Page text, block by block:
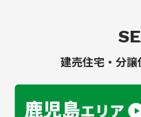
建売住宅・分